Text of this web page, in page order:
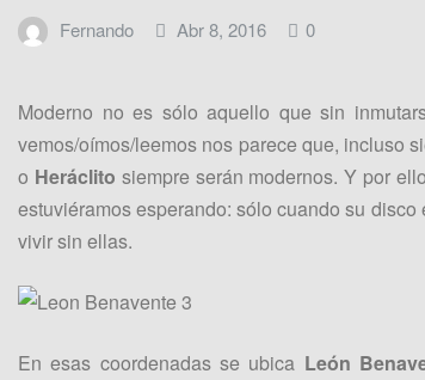
Fernando Abr 8, 2016 0
Moderno no es sólo aquello que sin
vemos/oímos/leemos nos parece que, incluso
o Heráclito siempre serán modernos. Y por
estuviéramos esperando: sólo cuando su
vivir sin ellas.
En esas coordenadas se ubica León